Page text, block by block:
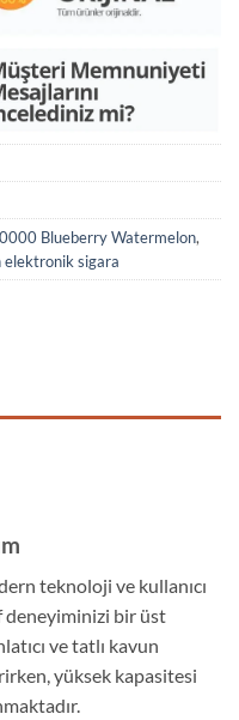
Blueberry Watermelon,
sigara
teknoloji ve kullanıcı
deneyiminizi bir üst
ve tatlı kavun
yüksek kapasitesi